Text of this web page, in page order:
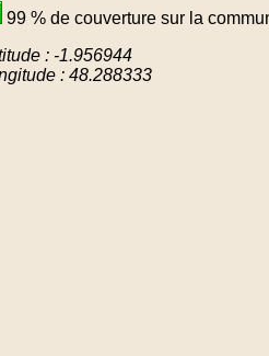
99 % de couverture sur la
: -1.956944
: 48.288333